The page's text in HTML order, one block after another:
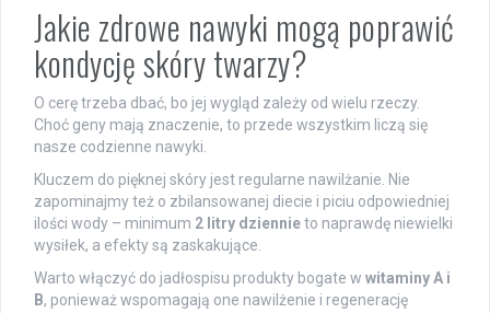
Jakie zdrowe nawyki mogą poprawić
kondycję skóry twarzy?
O cerę trzeba dbać, bo jej wygląd zależy od wielu rzeczy.
Choć geny mają znaczenie, to przede wszystkim liczą się
nasze codzienne nawyki.
Kluczem do pięknej skóry jest regularne nawilżanie. Nie
zapominajmy też o zbilansowanej diecie i piciu odpowiedniej
ilości wody – minimum 2 litry dziennieto naprawdę niewielki
wysiłek, a efekty są zaskakujące.
Warto włączyć do jadłospisu produkty bogate w witaminy A i
B, ponieważ wspomagają one nawilżenie i regenerację